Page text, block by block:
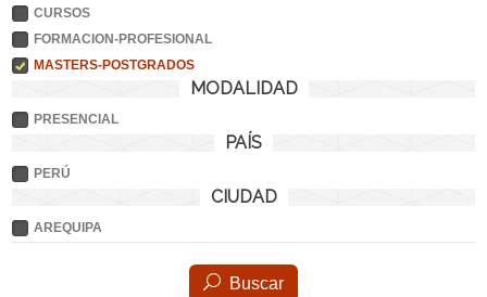
CURSOS
FORMACION-PROFESIONAL
MASTERS-POSTGRADOS
MODALIDAD
PRESENCIAL
PAÍS
PERÚ
CIUDAD
AREQUIPA
Buscar